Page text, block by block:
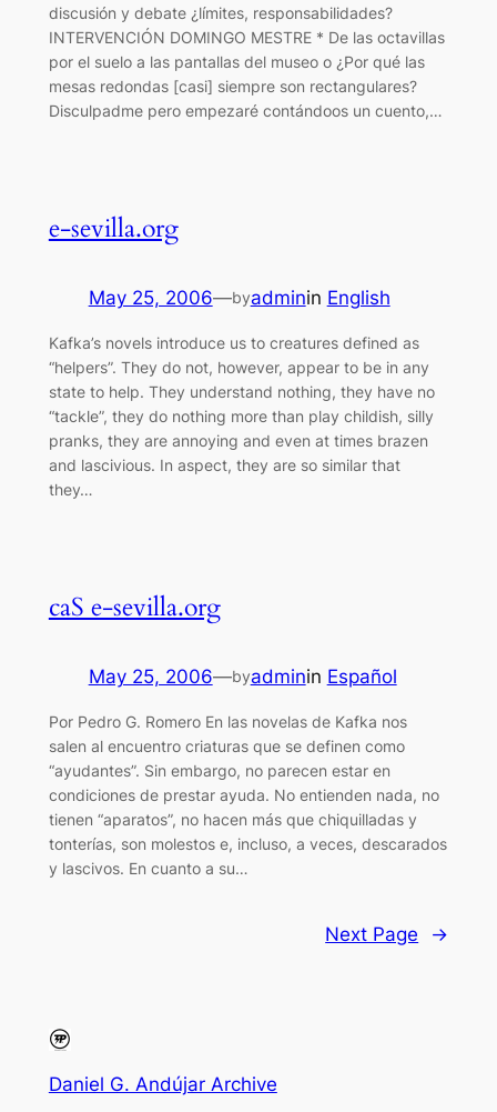
discusión y debate ¿límites, responsabilidades?
INTERVENCIÓN DOMINGO MESTRE * De las octavillas
por el suelo a las pantallas del museo o ¿Por qué las
mesas redondas [casi] siempre son rectangulares?
Disculpadme pero empezaré contándoos un cuento,…
e-sevilla.org
May 25, 2006—byadminin English
Kafka’s novels introduce us to creatures defined as
“helpers”. They do not, however, appear to be in any
state to help. They understand nothing, they have no
“tackle”, they do nothing more than play childish, silly
pranks, they are annoying and even at times brazen
and lascivious. In aspect, they are so similar that
they…
caS e-sevilla.org
May 25, 2006—byadminin Español
Por Pedro G. Romero En las novelas de Kafka nos
salen al encuentro criaturas que se definen como
“ayudantes”. Sin embargo, no parecen estar en
condiciones de prestar ayuda. No entienden nada, no
tienen “aparatos”, no hacen más que chiquilladas y
tonterías, son molestos e, incluso, a veces, descarados
y lascivos. En cuanto a su…
Next Page →
Daniel G. Andújar Archive